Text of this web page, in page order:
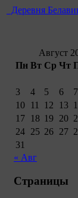
Деревня
Август
Пн Вт Ср Чт
3
4 5 6 7
10
11 12 13
17
18 19 20
24 25 26 27
31
« Авг
Страницы